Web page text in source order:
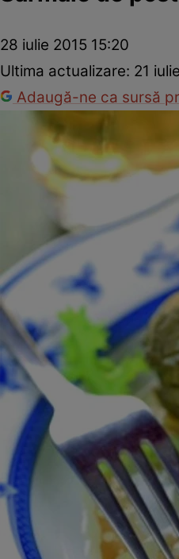
Mâncăruri rapideRețete cu
28 iulie 2015 15:20
Ultima actualizare: 21
Adaugă-ne ca sursă